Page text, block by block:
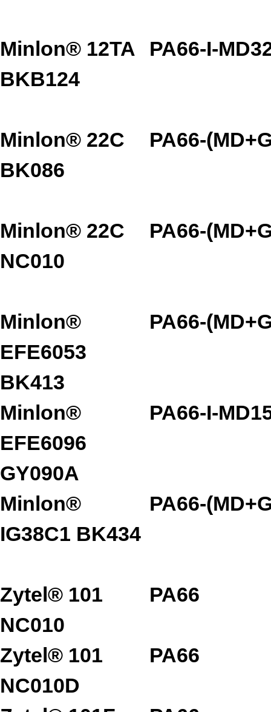
Minlon® 12TA
BKB124
PA66-I-
Minlon® 22C
BK086
PA66-
Minlon® 22C
NC010
PA66-
Minlon®
EFE6053
BK413
PA66-
Minlon®
EFE6096
GY090A
PA66-I-
Minlon®
IG38C1 BK434
PA66-
Zytel® 101
NC010
PA66
Zytel® 101
NC010D
PA66